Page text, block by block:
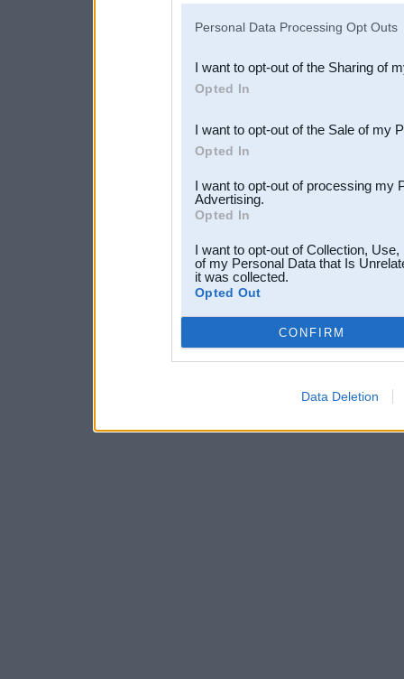
Downstream Participants
third parties.
Personal Data Processing Opt Outs
I want to opt-out of the Sharing of
Opted In
I want to opt-out of the Sale of my
Opted In
I want to opt-out of processing my
Advertising.
Opted In
I want to opt-out of Collection,
of my Personal Data that Is
it was collected.
Opted Out
CONFIRM
Data Deletion